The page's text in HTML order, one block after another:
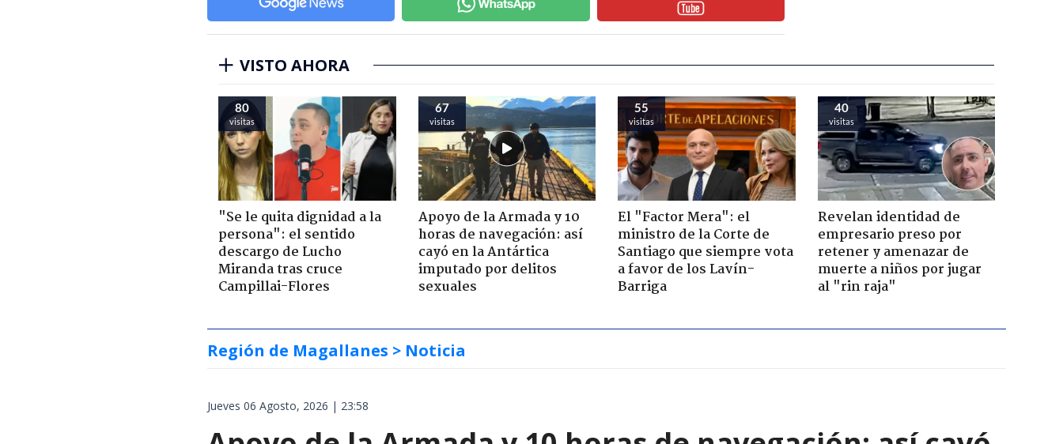
VISTO AHORA
80
visitas
"Se le quita dignidad a la
persona": el sentido
descargo de Lucho
Miranda tras cruce
Campillai-Flores
67
visitas
Apoyo de la Armada y 10
horas de navegación: así
cayó en la Antártica
imputado por delitos
sexuales
55
visitas
El "Factor Mera": el
ministro de la Corte de
Santiago que siempre vota
a favor de los Lavín-
Barriga
40
visitas
Revelan identidad de
empresario preso por
retener y amenazar de
muerte a niños por jugar
al "rin raja"
Región de Magallanes > Noticia
Jueves 06 Agosto, 2026 | 23:58